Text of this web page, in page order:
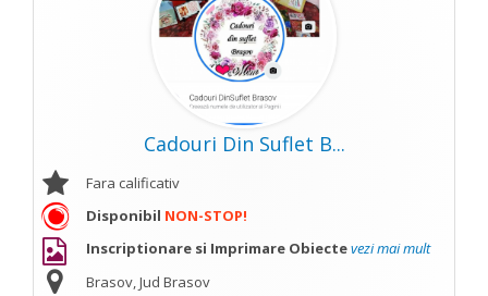
Cadouri Din Suflet B...
Fara calificativ
Disponibil NON-STOP!
Inscriptionare si Imprimare Obiectevezi mai mult
Brasov, Jud Brasov